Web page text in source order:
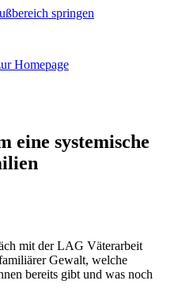
springen
systemische
mit der LAG Väterarbeit
Gewalt, welche
bereits gibt und was noch